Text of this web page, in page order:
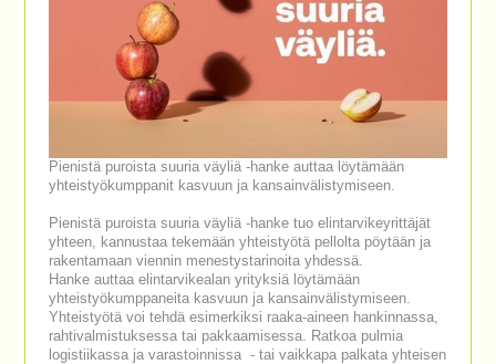
Pienistä puroista suuria väyliä -hanke auttaa löytämään
yhteistyökumppanit kasvuun ja kansainvälistymiseen.
Pienistä puroista suuria väyliä -hanke tuo elintarvikeyrittäjät
yhteen, kannustaa tekemään yhteistyötä pellolta pöytään ja
rakentamaan viennin menestystarinoita yhdessä.
Hanke auttaa elintarvikealan yrityksiä löytämään
yhteistyökumppaneita kasvuun ja kansainvälistymiseen.
Yhteistyötä voi tehdä esimerkiksi raaka-aineen hankinnassa,
rahtivalmistuksessa tai pakkaamisessa. Ratkoa pulmia
logistiikassa ja varastoinnissa - tai vaikkapa palkata yhteisen